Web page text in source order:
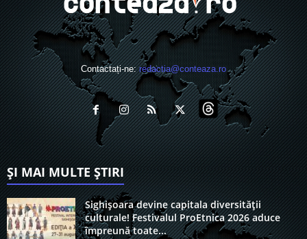
Contactați-ne:redactia@conteaza.ro
ȘI MAI MULTE ȘTIRI
Sighișoara devine capitala diversității
culturale! Festivalul ProEtnica 2026 aduce
împreună toate...